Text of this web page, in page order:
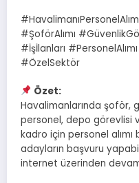
#ŞoförAlımı
#İşİlanları
#ÖzelSektör
Özet:
Havalimanlarında şoför,
personel, depo görevlisi
kadro için personel alımı
adayların başvuru
internet üzerinden